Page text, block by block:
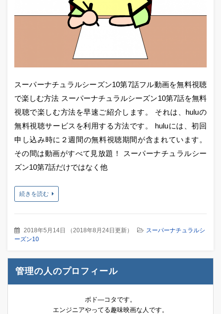
スーパーナチュラルシーズン10第7話フル動画を無料視聴
で楽しむ方法 スーパーナチュラルシーズン10第7話を無料
視聴で楽しむ方法を早速ご紹介します。 それは、huluの
無料視聴サービスを利用する方法です。 huluには、初回
申し込み時に２週間の無料視聴期間が含まれています。
その間は動画がすべて見放題！ スーパーナチュラルシー
ズン10第7話だけではなく他
続きを読む
2018年5月14日 （ 2018年8月24日更新）
スーパーナチュラルシ
ーズン10
管理の人のプロフィール
ボド―コタです。
エンジニアやってる趣味映画な人です。